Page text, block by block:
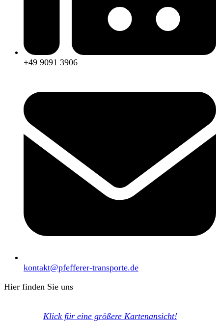
+49 9091 3906
kontakt@pfefferer-transporte.de
Hier finden Sie uns
Klick für eine größere Kartenansicht!